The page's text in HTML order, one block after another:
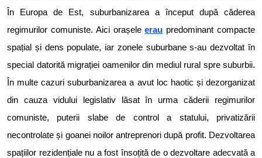
În Europa de Est, suburbanizarea a început după căderea
regimurilor comuniste. Aici orașeleerau predominant compacte
spațial și dens populate, iar zonele suburbane s-au dezvoltat în
special datorită migrației oamenilor din mediul rural spre suburbii.
În multe cazuri suburbanizarea a avut loc haotic și dezorganizat
din cauza vidului legislativ lăsat în urma căderii regimurilor
comuniste, puterii slabe de control a statului, privatizării
necontrolate și goanei noilor antreprenori după profit. Dezvoltarea
spațiilor rezidențiale nu a fost însoțită de o dezvoltare adecvată a